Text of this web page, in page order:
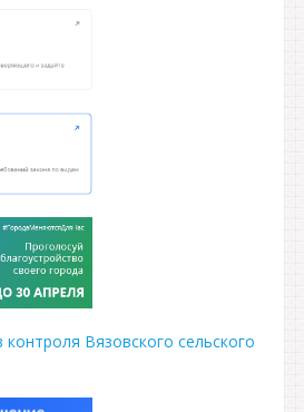
Вязовского сельского